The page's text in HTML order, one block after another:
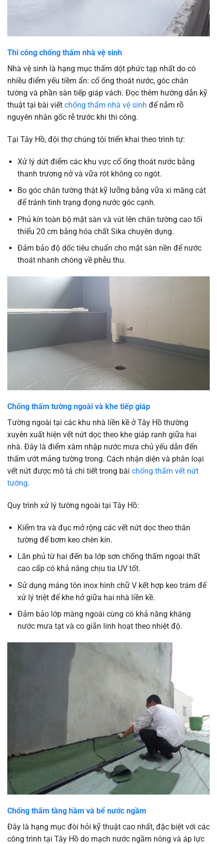
Thi công chống thấm nhà vệ sinh
Nhà vệ sinh là hạng mục thấm dột phức tạp nhất do có
nhiều điểm yếu tiềm ẩn: cổ ống thoát nước, góc chân
tường và phần sàn tiếp giáp vách. Đọc thêm hướng dẫn kỹ
thuật tại bài viết chống thấm nhà vệ sinh để nắm rõ
nguyên nhân gốc rễ trước khi thi công.
Tại Tây Hồ, đội thợ chúng tôi triển khai theo trình tự:
Xử lý dứt điểm các khu vực cổ ống thoát nước bằng
thanh trương nở và vữa rót không co ngót.
Bo góc chân tường thật kỹ lưỡng bằng vữa xi măng cát
để tránh tình trạng đọng nước góc cạnh.
Phủ kín toàn bộ mặt sàn và vút lên chân tường cao tối
thiểu 20 cm bằng hóa chất Sika chuyên dụng.
Đảm bảo độ dốc tiêu chuẩn cho mặt sàn nền để nước
thoát nhanh chóng về phễu thu.
Chống thấm tường ngoài và khe tiếp giáp
Tường ngoài tại các khu nhà liền kề ở Tây Hồ thường
xuyên xuất hiện vết nứt dọc theo khe giáp ranh giữa hai
nhà. Đây là điểm xâm nhập nước mưa chủ yếu dẫn đến
thấm ướt mảng tường trong. Cách nhận diện và phân loại
vết nứt được mô tả chi tiết trong bài chống thấm vết nứt
tường.
Quy trình xử lý tường ngoài tại Tây Hồ:
Kiểm tra và đục mở rộng các vết nứt dọc theo thân
tường để bơm keo chèn kín.
Lăn phủ từ hai đến ba lớp sơn chống thấm ngoại thất
cao cấp có khả năng chịu tia UV tốt.
Sử dụng máng tôn inox hình chữ V kết hợp keo trám để
xử lý triệt để khe hở giữa hai nhà liền kề.
Đảm bảo lớp màng ngoài cùng có khả năng kháng
nước mưa tạt và co giãn linh hoạt theo nhiệt độ.
Chống thấm tầng hầm và bể nước ngầm
Đây là hạng mục đòi hỏi kỹ thuật cao nhất, đặc biệt với các
công trình tại Tây Hồ do mạch nước ngầm nông và áp lực